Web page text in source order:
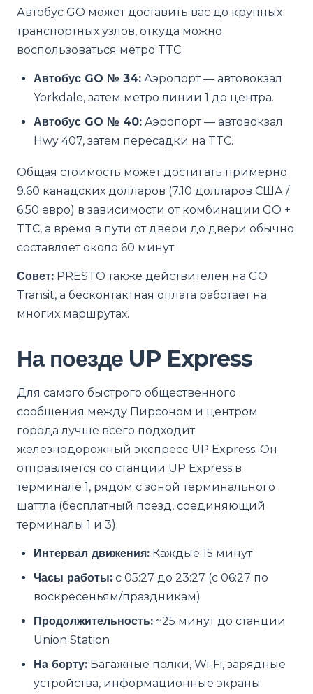
Автобус GO может доставить вас до крупных
транспортных узлов, откуда можно
воспользоваться метро TTC.
Автобус GO № 34: Аэропорт — автовокзал
Yorkdale, затем метро линии 1 до центра.
Автобус GO № 40: Аэропорт — автовокзал
Hwy 407, затем пересадки на TTC.
Общая стоимость может достигать примерно
9.60 канадских долларов (7.10 долларов США /
6.50 евро) в зависимости от комбинации GO +
TTC, а время в пути от двери до двери обычно
составляет около 60 минут.
Совет: PRESTO также действителен на GO
Transit, а бесконтактная оплата работает на
многих маршрутах.
На поезде UP Express
Для самого быстрого общественного
сообщения между Пирсоном и центром
города лучше всего подходит
железнодорожный экспресс UP Express. Он
отправляется со станции UP Express в
терминале 1, рядом с зоной терминального
шаттла (бесплатный поезд, соединяющий
терминалы 1 и 3).
Интервал движения: Каждые 15 минут
Часы работы: с 05:27 до 23:27 (с 06:27 по
воскресеньям/праздникам)
Продолжительность: ~25 минут до станции
Union Station
На борту: Багажные полки, Wi-Fi, зарядные
устройства, информационные экраны